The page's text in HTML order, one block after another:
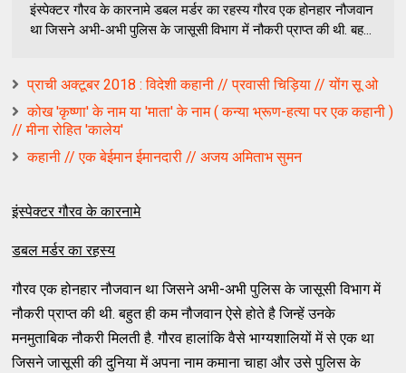
इंस्‍पेक्‍टर गौरव के कारनामे डबल मर्डर का रहस्‍य गौरव एक होनहार नौजवान
था जिसने अभी-अभी पुलिस के जासूसी विभाग में नौकरी प्राप्‍त की थी. बह...
प्राची अक्टूबर 2018 : विदेशी कहानी // प्रवासी चिड़िया // योंग सू ओ
कोख 'कृष्णा' के नाम या 'माता' के नाम ( कन्या भ्रूण-हत्या पर एक कहानी )
// मीना रोहित 'कालेय'
कहानी // एक बेईमान ईमानदारी // अजय अमिताभ सुमन
इंस्‍पेक्‍टर गौरव के कारनामे
डबल मर्डर का रहस्‍य
गौरव एक होनहार नौजवान था जिसने अभी-अभी पुलिस के जासूसी विभाग में
नौकरी प्राप्‍त की थी. बहुत ही कम नौजवान ऐसे होते है जिन्‍हें उनके
मनमुताबिक नौकरी मिलती है. गौरव हालांकि वैसे भाग्‍यशालियों में से एक था
जिसने जासूसी की दुनिया में अपना नाम कमाना चाहा और उसे पुलिस के